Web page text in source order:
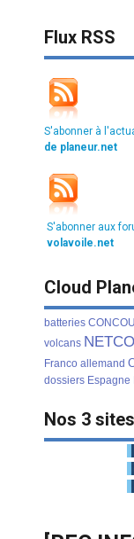
Flux RSS
S'abonner à
de planeur.net
S'abonner aux
volavoile.net
Cloud
batteries
volcans
Franco allemand
dossiers Espagne
Nos 3